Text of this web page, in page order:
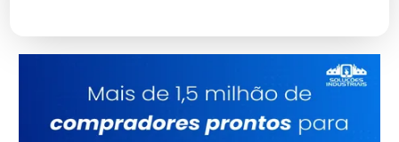
Otimizado para baixo
consumo e alto
ganho
Produto com garantia